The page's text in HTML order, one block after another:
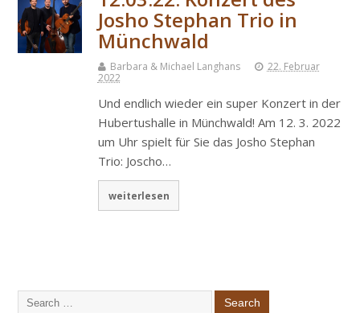
Josho Stephan Trio in
Münchwald
Barbara & Michael Langhans
22. Februar
2022
Und endlich wieder ein super Konzert in der
Hubertushalle in Münchwald! Am 12. 3. 2022
um Uhr spielt für Sie das Josho Stephan
Trio: Joscho…
weiterlesen